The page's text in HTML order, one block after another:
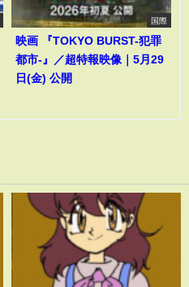
国際
映画 『TOKYO BURST-犯罪
都市-』／超特報映像｜5月29
日(金) 公開